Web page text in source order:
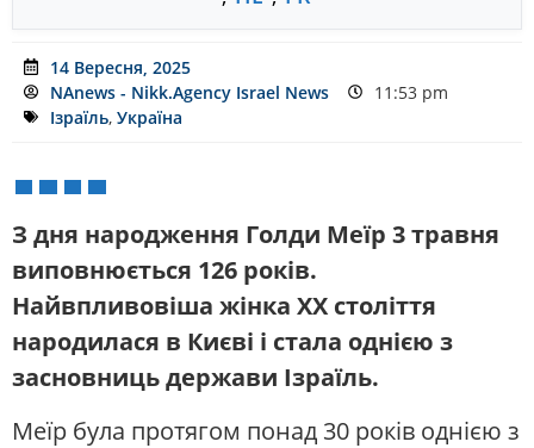
14 Вересня, 2025
NAnews - Nikk.Agency Israel News
11:53 pm
Ізраїль, Україна
З дня народження Голди Меїр 3 травня
виповнюється 126 років.
Найвпливовіша жінка XX століття
народилася в Києві і стала однією з
засновниць держави Ізраїль.
Меїр була протягом понад 30 років однією з